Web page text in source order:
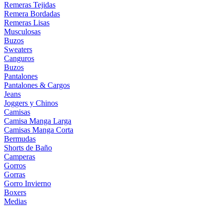
Remeras Tejidas
Remera Bordadas
Remeras Lisas
Musculosas
Buzos
Sweaters
Canguros
Buzos
Pantalones
Pantalones & Cargos
Jeans
Joggers y Chinos
Camisas
Camisa Manga Larga
Camisas Manga Corta
Bermudas
Shorts de Baño
Camperas
Gorros
Gorras
Gorro Invierno
Boxers
Medias